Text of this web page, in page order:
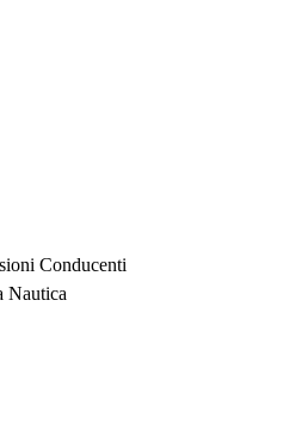
Conducenti
Nautica